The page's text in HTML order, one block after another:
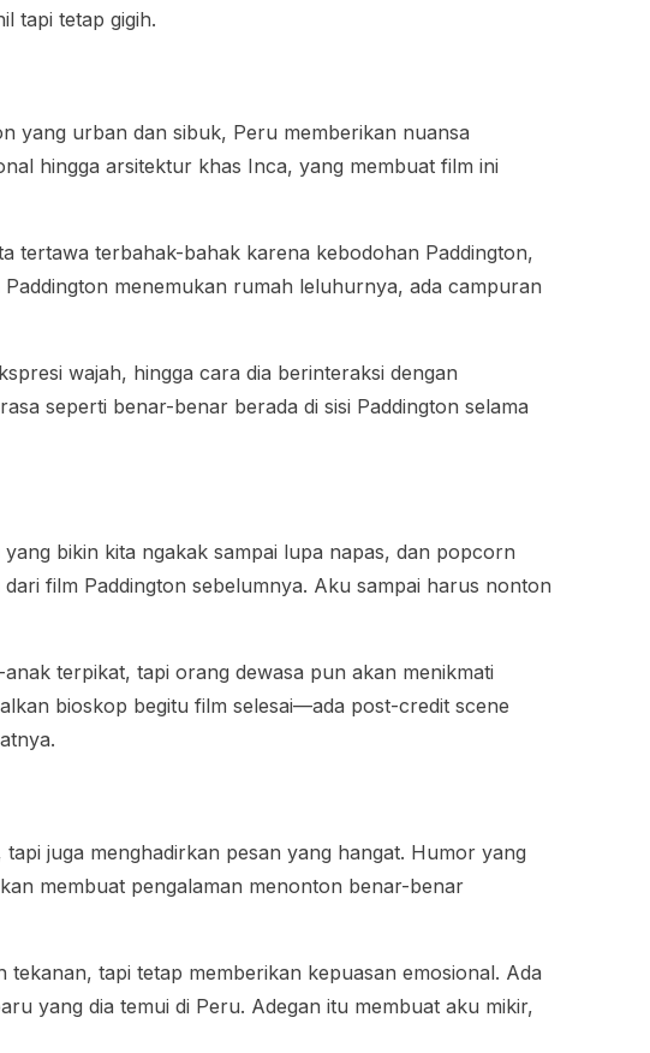
tapi tetap gigih.
yang urban dan sibuk, Peru memberikan nuansa
hingga arsitektur khas Inca, yang membuat film ini
tertawa terbahak-bahak karena kebodohan Paddington,
menemukan rumah leluhurnya, ada campuran
wajah, hingga cara dia berinteraksi dengan
seperti benar-benar berada di sisi Paddington selama
bikin kita ngakak sampai lupa napas, dan popcorn
film Paddington sebelumnya. Aku sampai harus nonton
terpikat, tapi orang dewasa pun akan menikmati
bioskop begitu film selesai—ada post-credit scene
juga menghadirkan pesan yang hangat. Humor yang
membuat pengalaman menonton benar-benar
tapi tetap memberikan kepuasan emosional. Ada
yang dia temui di Peru. Adegan itu membuat aku mikir,